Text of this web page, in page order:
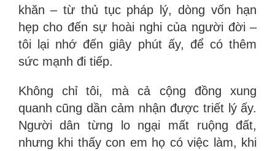
khăn – từ thủ tục pháp lý, dòng vốn hạn
hẹp cho đến sự hoài nghi của người đời –
tôi lại nhớ đến giây phút ấy, để có thêm
sức mạnh đi tiếp.
Không chỉ tôi, mà cả cộng đồng xung
quanh cũng dần cảm nhận được triết lý ấy.
Người dân từng lo ngại mất ruộng đất,
nhưng khi thấy con em họ có việc làm, khi